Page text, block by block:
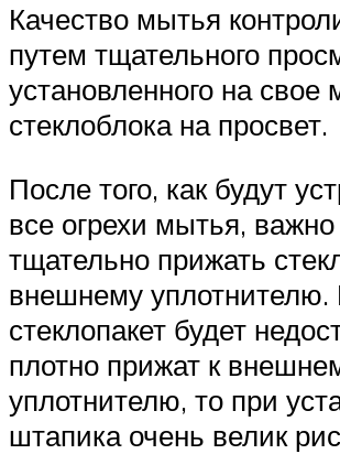
Качество мытья
путем тщательного
установленного на свое
стеклоблока на просвет.
После того, как будут
все огрехи мытья,
тщательно прижать
внешнему уплотнителю.
стеклопакет будет
плотно прижат к
уплотнителю, то при
штапика очень велик